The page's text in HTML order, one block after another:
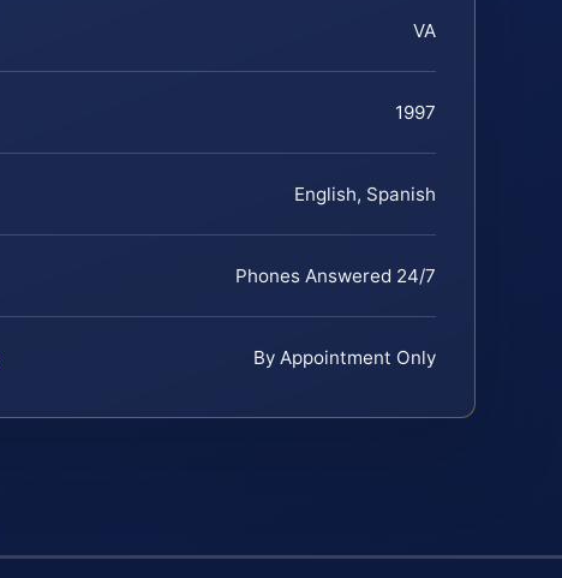
VA
1997
English, Spanish
Phones Answered 24/7
By Appointment Only